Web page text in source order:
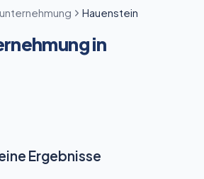
Hauenstein
in
Ergebnisse